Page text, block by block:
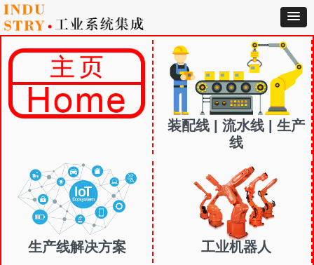
装配线 | 流水线 | 生产
线
生产线解决方案 工业机器人